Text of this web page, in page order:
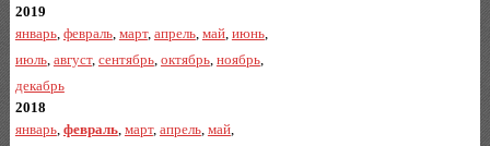
2019
январь, февраль, март, апрель, май, июнь,
июль, август, сентябрь, октябрь, ноябрь,
декабрь
2018
январь, февраль, март, апрель, май,